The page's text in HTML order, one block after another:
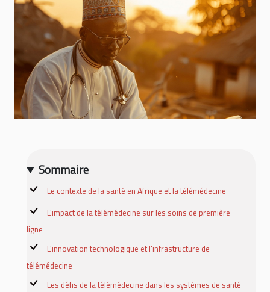
Sommaire
Le contexte de la santé en Afrique et la télémédecine
L'impact de la télémédecine sur les soins de première
ligne
L'innovation technologique et l'infrastructure de
télémédecine
Les défis de la télémédecine dans les systèmes de santé